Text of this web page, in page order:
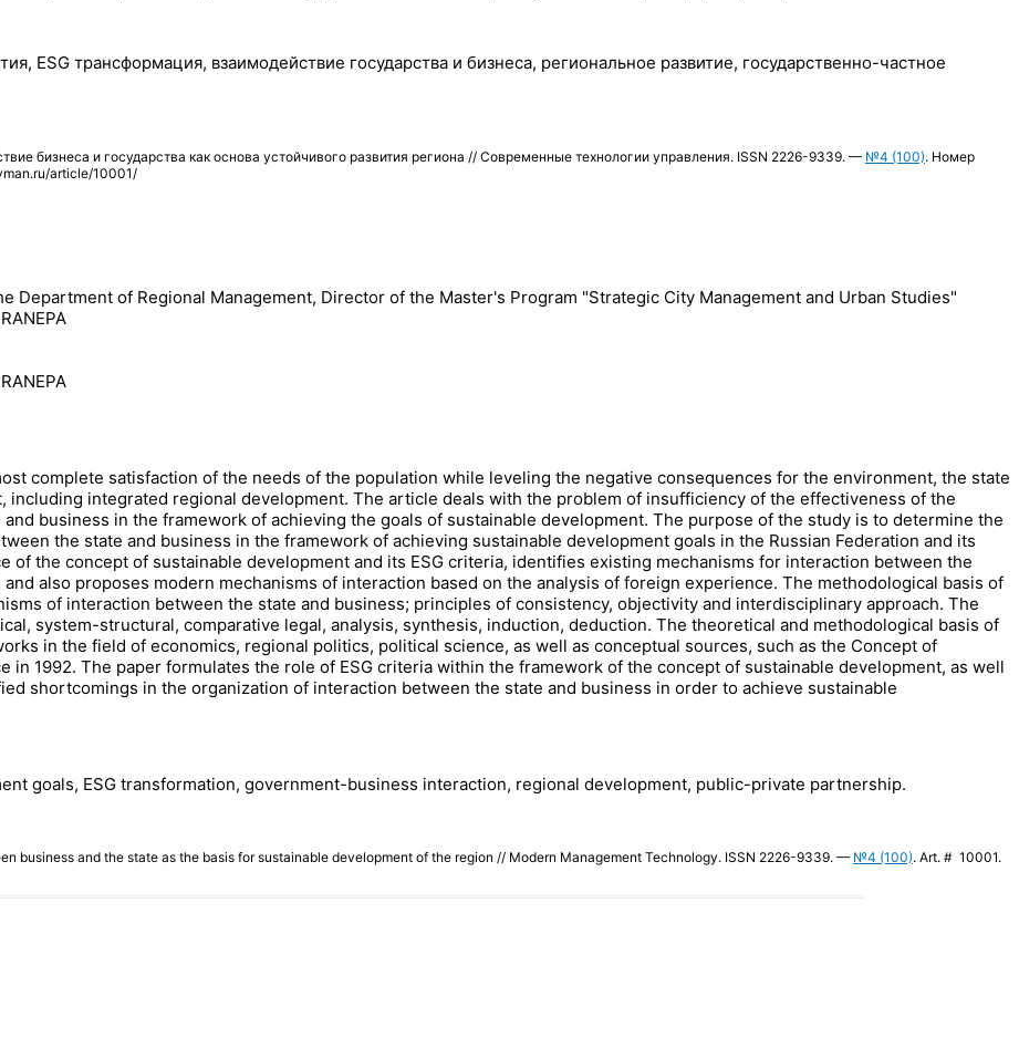
ESG трансформация, взаимодействие государства и бизнеса, региональное развитие, государственно-частное
бизнеса и государства как основа устойчивого развития региона // Современные технологии управления. ISSN 2226-9339. — №4 (100). Номер
article/10001/
Department of Regional Management, Director of the Master's Program "Strategic City Management and Urban Studies"
complete satisfaction of the needs of the population while leveling the negative consequences for the environment, the state
integrated regional development. The article deals with the problem of insufficiency of the effectiveness of the
business in the framework of achieving the goals of sustainable development. The purpose of the study is to determine the
the state and business in the framework of achieving sustainable development goals in the Russian Federation and its
of the concept of sustainable development and its ESG criteria, identifies existing mechanisms for interaction between the
also proposes modern mechanisms of interaction based on the analysis of foreign experience. The methodological basis of
of interaction between the state and business; principles of consistency, objectivity and interdisciplinary approach. The
system-structural, comparative legal, analysis, synthesis, induction, deduction. The theoretical and methodological basis of
in the field of economics, regional politics, political science, as well as conceptual sources, such as the Concept of
in 1992. The paper formulates the role of ESG criteria within the framework of the concept of sustainable development, as well
shortcomings in the organization of interaction between the state and business in order to achieve sustainable
goals, ESG transformation, government-business interaction, regional development, public-private partnership.
business and the state as the basis for sustainable development of the region // Modern Management Technology. ISSN 2226-9339. — №4 (100). Art. # 10001.